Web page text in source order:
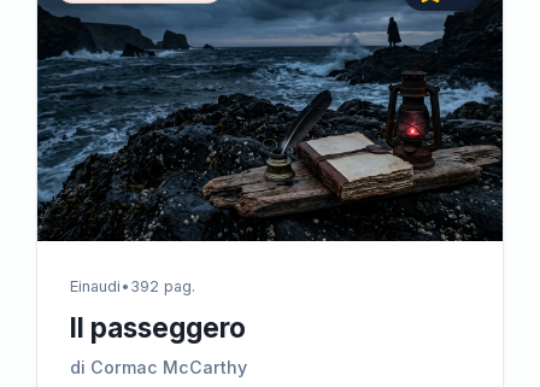
Einaudi • 392 pag.
Il passeggero
di Cormac McCarthy